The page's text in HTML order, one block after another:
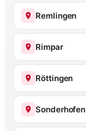
Remlingen
Rimpar
Röttingen
Sonderhofen